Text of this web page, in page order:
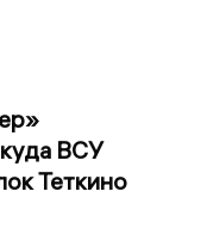
ВСУ
Теткино